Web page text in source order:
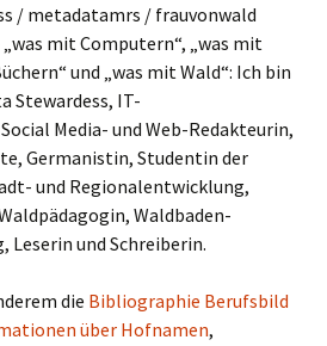
/ metadatamrs / frauvonwald
mit Computern“, „was mit
und „was mit Wald“: Ich bin
Stewardess, IT-
Media- und Web-Redakteurin,
Germanistin, Studentin der
und Regionalentwicklung,
Waldbaden-
Leserin und Schreiberin.
die Bibliographie Berufsbild
über Hofnamen,